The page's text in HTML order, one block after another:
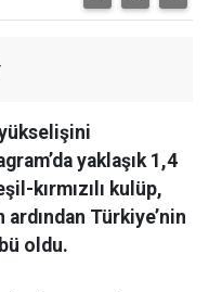
yaklaşık 1,4
kırmızılı kulüp,
Türkiye’nin
oldu.